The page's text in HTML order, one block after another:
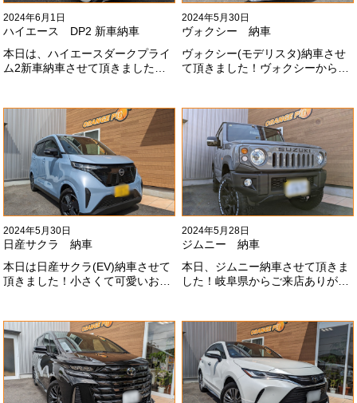
2024年6月1日
ハイエース DP2 新車納車
本日は、ハイエースダークプライ
ム2新車納車させて頂きました！
ました#x1f60a;
2024年5月30日
ヴォクシー 納車
ヴォクシー(モデリスタ)納車させ
て頂きました！ヴォクシーからヴ
利用頂きありがとうございます
#x1f60a;
2024年5月30日
日産サクラ 納車
本日は日産サクラ(EV)納車させて
頂きました！小さくて可愛いお車
#x1f60a;#x1f60a;M様ありがとう
ございました#x1f60a;
2024年5月28日
ジムニー 納車
本日、ジムニー納車させて頂きま
した！岐阜県からご来店ありがと
ープンカントリー、ホイールと、
可愛い仕様になりました！これか
らもよろしくお願いします
#x1f647;#x200d;#x2640;#xfe0f;